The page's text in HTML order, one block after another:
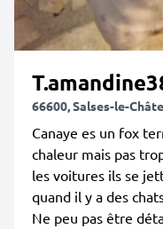
66600, Salses-le-
Canaye es un fox
chaleur mais pas
les voitures ils se
quand il y a des
Ne peu pas être